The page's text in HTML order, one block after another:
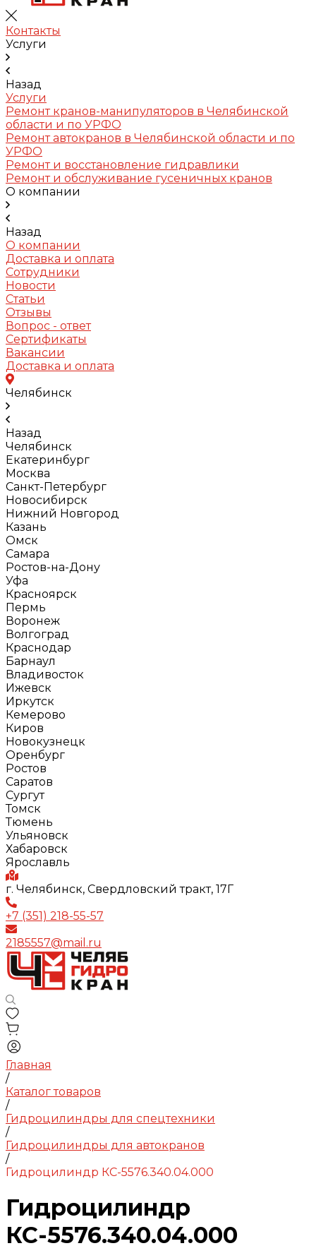
Контакты
Услуги
Назад
Услуги
Ремонт кранов-манипуляторов в Челябинской
области и по УРФО
Ремонт автокранов в Челябинской области и по
УРФО
Ремонт и восстановление гидравлики
Ремонт и обслуживание гусеничных кранов
О компании
Назад
О компании
Доставка и оплата
Сотрудники
Новости
Статьи
Отзывы
Вопрос - ответ
Сертификаты
Вакансии
Доставка и оплата
Челябинск
Назад
Челябинск
Екатеринбург
Москва
Санкт-Петербург
Новосибирск
Нижний Новгород
Казань
Омск
Самара
Ростов-на-Дону
Уфа
Красноярск
Пермь
Воронеж
Волгоград
Краснодар
Барнаул
Владивосток
Ижевск
Иркутск
Кемерово
Киров
Новокузнецк
Оренбург
Ростов
Саратов
Сургут
Томск
Тюмень
Ульяновск
Хабаровск
Ярославль
г. Челябинск, Свердловский тракт, 17Г
+7 (351) 218-55-57
2185557@mail.ru
Главная
/
Каталог товаров
/
Гидроцилиндры для спецтехники
/
Гидроцилиндры для автокранов
/
Гидроцилиндр КС-5576.340.04.000
Гидроцилиндр
КС-5576.340.04.000